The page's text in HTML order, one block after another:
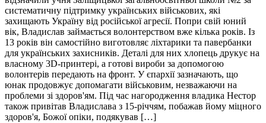
систематичну підтримку українських військових, які
захищають Україну від російської агресії. Попри свій юний
вік, Владислав займається волонтерством вже кілька років. Із
13 років він самостійно виготовляє ліхтарики та павербанки
для українських захисників. Деталі для них хлопець друкує на
власному 3D-принтері, а готові вироби за допомогою
волонтерів передають на фронт. У єпархії зазначають, що
юнак продовжує допомагати військовим, незважаючи на
проблеми зі здоров'ям. Під час нагородження владика Нестор
також привітав Владислава з 15-річчям, побажав йому міцного
здоров'я, Божої опіки, подякував […]